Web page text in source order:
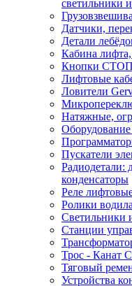
светильники и
Датчики,
Детали
Кабина
Кнопки СТОП,
Лифтовые
Ловители
Натяжные,
Пускатели
Радиодетали:
конденсаторы
Реле
Ролики
Светильники
Станции
Трос - Канат
Тяговый
Устройства